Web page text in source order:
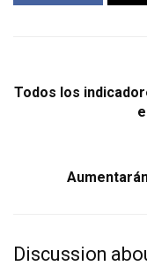
Todos los
Discussion